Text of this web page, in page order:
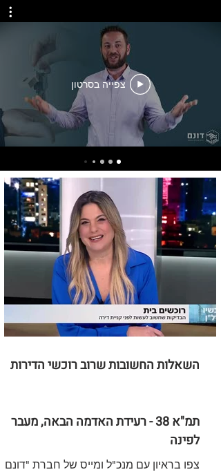
צפייה בסרטון
השאלות החשובות שרוב רוכשי הדירות
תמ"א 38 - רעידת האדמה הבאה, מעבר
לפינה
צפו בראיון עם מנכ"ל ומייס של חברת "דונם